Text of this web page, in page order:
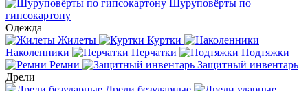
Шуруповёрты по
гипсокартону
Одежда
Жилеты
Куртки
Наколенники
Перчатки
Подтяжки
Ремни
Защитный инвентарь
Дрели